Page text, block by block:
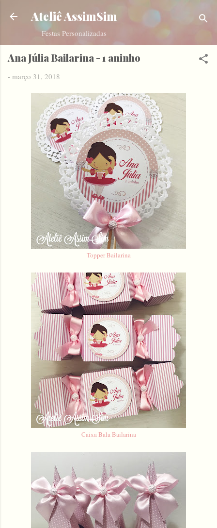
Pular para o conteúdo principal
Ateliê AssimSim
Festas Personalizadas
Ana Júlia Bailarina - 1 aninho
- março 31, 2018
Topper Bailarina
Caixa Bala Bailarina